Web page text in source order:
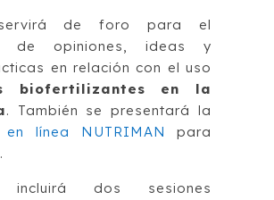
de foro para el
de opiniones, ideas y
en relación con el uso
biofertilizantes en la
. También se presentará la
línea NUTRIMAN
para
dos sesiones